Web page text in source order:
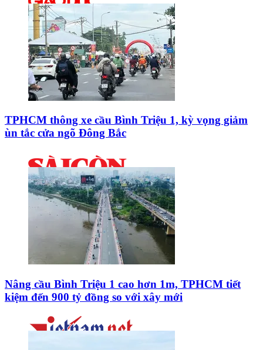
TPHCM thông xe cầu Bình Triệu 1, kỳ vọng giảm
ùn tắc cửa ngõ Đông Bắc
Nâng cầu Bình Triệu 1 cao hơn 1m, TPHCM tiết
kiệm đến 900 tỷ đồng so với xây mới